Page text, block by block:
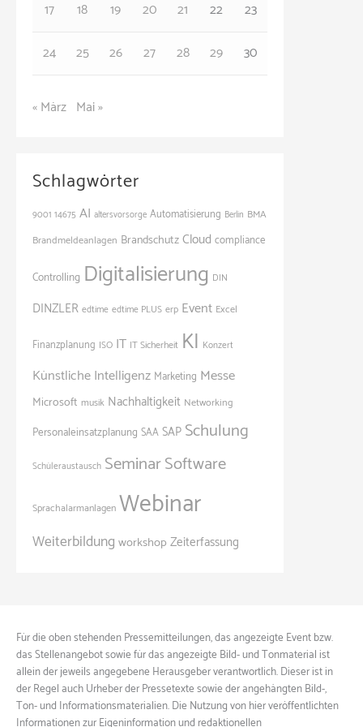
17
18 19 20 21 22
23
24
25 26 27 28 29 30
« März Mai »
Schlagwörter
9001 14675 AI altersvorsorge Automatisierung Berlin BMA
Brandmeldeanlagen BrandschutzCloud compliance
Controlling Digitalisierung DIN
DINZLER edtime edtime PLUS erp Event Excel
Finanzplanung ISO IT IT Sicherheit KI Konzert
Künstliche Intelligenz Marketing Messe
Microsoft musik Nachhaltigkeit Networking
Personaleinsatzplanung SAASAP Schulung
Schüleraustausch SeminarSoftware
Sprachalarmanlagen Webinar
Weiterbildung workshop Zeiterfassung
Für die oben stehenden Pressemitteilungen, das angezeigte Event bzw.
das Stellenangebot sowie für das angezeigte Bild- und Tonmaterial ist
allein der jeweils angegebene Herausgeber verantwortlich. Dieser ist in
der Regel auch Urheber der Pressetexte sowie der angehängten Bild-,
Ton- und Informationsmaterialien. Die Nutzung von hier veröffentlichten
Informationen zur Eigeninformation und redaktionellen